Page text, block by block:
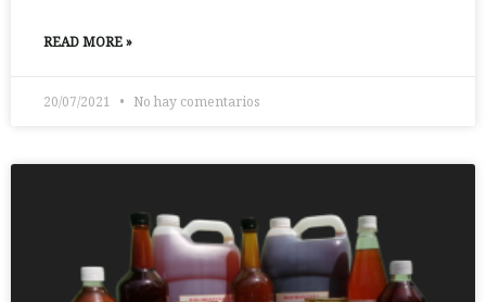
READ MORE »
20/07/2021 No hay comentarios